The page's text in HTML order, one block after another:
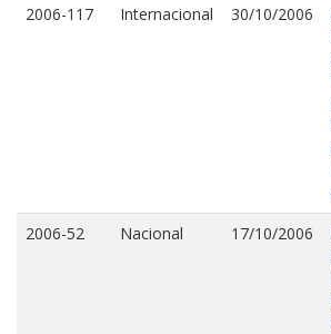
2006-117 Internacional 30/10/2006
2006-52 Nacional 17/10/2006